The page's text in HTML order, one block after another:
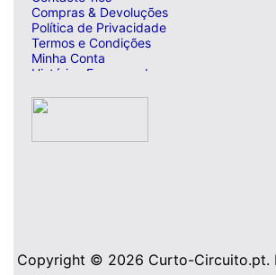
Compras & Devoluções
Política de Privacidade
Termos e Condições
Minha Conta
Histórico Encomendas
Copyright © 2026 Curto-Circuito.pt.